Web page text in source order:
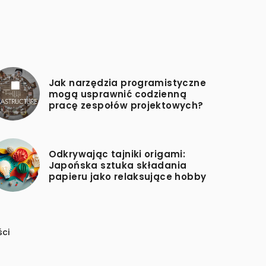
Jak narzędzia programistyczne
mogą usprawnić codzienną
pracę zespołów projektowych?
Odkrywając tajniki origami:
Japońska sztuka składania
papieru jako relaksujące hobby